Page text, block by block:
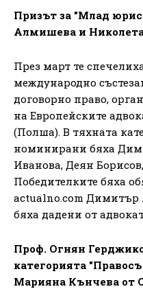
Призът за "Млад
Алмишева и
През март те
международно
договорно право,
на Европейските
(Полша). В тяхната
номинирани бяха
Иванова, Деян
Победителките бяха
actualno.com Димитър
бяха дадени от
Проф. Огнян
категорията
Марияна Кънчева от